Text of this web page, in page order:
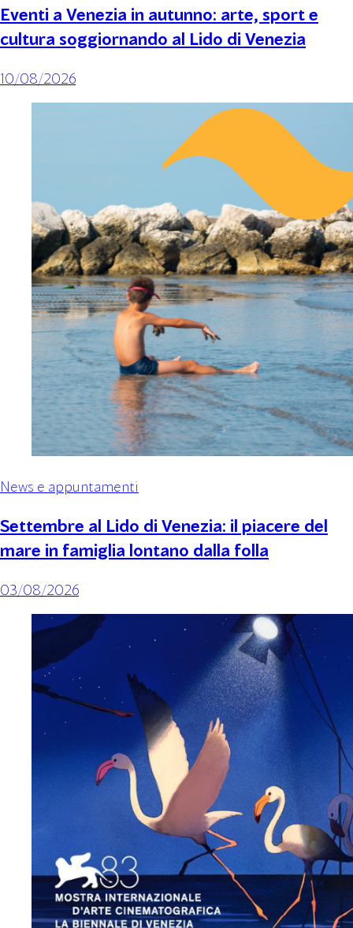
Eventi a Venezia in autunno: arte, sport e
cultura soggiornando al Lido di Venezia
10/08/2026
News e appuntamenti
Settembre al Lido di Venezia: il piacere del
mare in famiglia lontano dalla folla
03/08/2026